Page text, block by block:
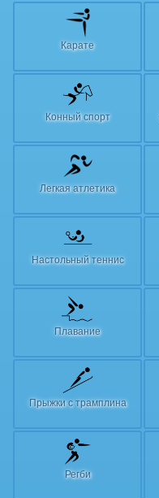
Карате
Конный спорт
Легкая атлетика
Настольный теннис
Плавание
Прыжки с трамплина
Регби